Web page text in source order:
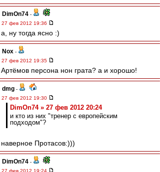
DimOn74 -
27 фев 2012 19:36
а, ну тогда ясно :)
Nox -
27 фев 2012 19:35
Артёмов персона нон грата? а и хорошо!
dmg -
27 фев 2012 19:30
DimOn74 » 27 фев 2012 20:24
и кто из них "тренер с европейским
подходом"?
наверное Протасов:)))
DimOn74 -
27 фев 2012 19:24